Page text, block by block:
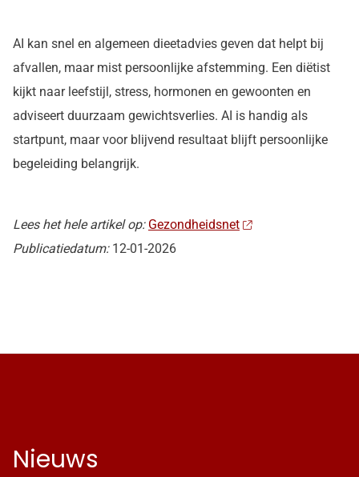
AI kan snel en algemeen dieetadvies geven dat helpt bij
afvallen, maar mist persoonlijke afstemming. Een diëtist
kijkt naar leefstijl, stress, hormonen en gewoonten en
adviseert duurzaam gewichtsverlies. AI is handig als
startpunt, maar voor blijvend resultaat blijft persoonlijke
begeleiding belangrijk.
Lees het hele artikel op: Gezondheidsnet
Publicatiedatum: 12-01-2026
Nieuws